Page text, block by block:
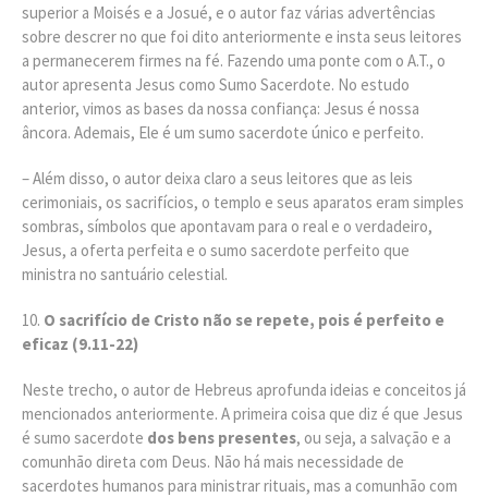
superior a Moisés e a Josué, e o autor faz várias advertências
sobre descrer no que foi dito anteriormente e insta seus leitores
a permanecerem firmes na fé. Fazendo uma ponte com o A.T., o
autor apresenta Jesus como Sumo Sacerdote. No estudo
anterior, vimos as bases da nossa confiança: Jesus é nossa
âncora. Ademais, Ele é um sumo sacerdote único e perfeito.
– Além disso, o autor deixa claro a seus leitores que as leis
cerimoniais, os sacrifícios, o templo e seus aparatos eram simples
sombras, símbolos que apontavam para o real e o verdadeiro,
Jesus, a oferta perfeita e o sumo sacerdote perfeito que
ministra no santuário celestial.
O sacrifício de Cristo não se repete, pois é perfeito e
eficaz (9.11-22)
Neste trecho, o autor de Hebreus aprofunda ideias e conceitos já
mencionados anteriormente. A primeira coisa que diz é que Jesus
é sumo sacerdote dos bens presentes, ou seja, a salvação e a
comunhão direta com Deus. Não há mais necessidade de
sacerdotes humanos para ministrar rituais, mas a comunhão com